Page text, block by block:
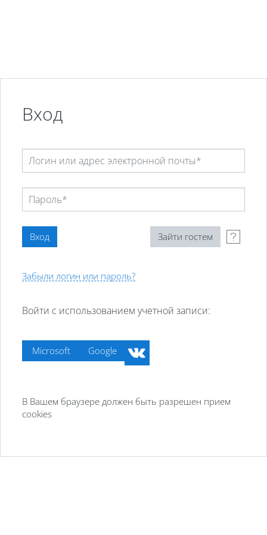
Вход
Забыли логин или пароль?
Войти с использованием учетной записи:
Microsoft Google
В Вашем браузере должен быть разрешен прием
cookies